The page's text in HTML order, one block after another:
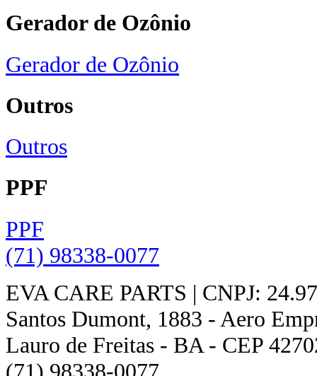
Gerador de Ozônio
Gerador de Ozônio
Outros
Outros
PPF
PPF
(71) 98338-0077
EVA CARE PARTS | CNPJ:
Santos Dumont, 1883 - Aero
Lauro de Freitas - BA - CEP
(71) 98338-0077